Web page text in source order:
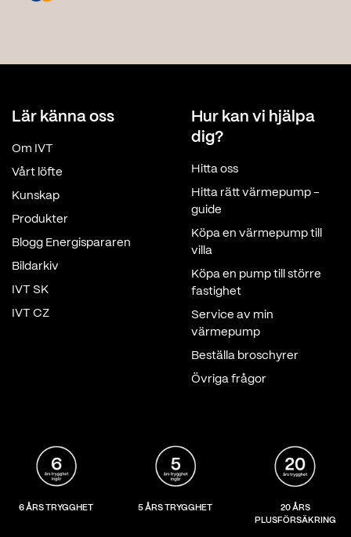
Lär känna oss
Om IVT
Vårt löfte
Kunskap
Produkter
Blogg Energispararen
Bildarkiv
IVT SK
IVT CZ
Hur kan vi hjälpa
dig?
Hitta oss
Hitta rätt värmepump -
guide
Köpa en värmepump till
villa
Köpa en pump till större
fastighet
Service av min
värmepump
Beställa broschyrer
Övriga frågor
6 ÅRS TRYGGHET 5 ÅRS TRYGGHET
20 ÅRS
PLUSFÖRSÄKRING